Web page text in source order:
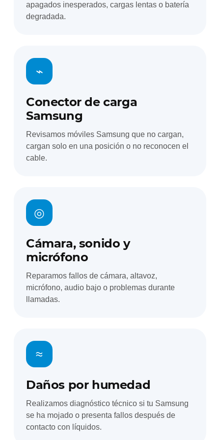
apagados inesperados, cargas lentas o batería
degradada.
⌁
Conector de carga
Samsung
Revisamos móviles Samsung que no cargan,
cargan solo en una posición o no reconocen el
cable.
◎
Cámara, sonido y
micrófono
Reparamos fallos de cámara, altavoz,
micrófono, audio bajo o problemas durante
llamadas.
≈
Daños por humedad
Realizamos diagnóstico técnico si tu Samsung
se ha mojado o presenta fallos después de
contacto con líquidos.